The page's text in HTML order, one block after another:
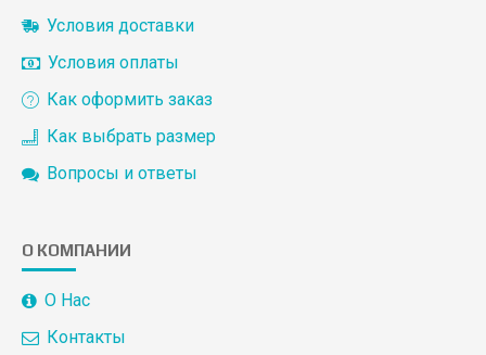
Условия доставки
Условия оплаты
Как оформить заказ
Как выбрать размер
Вопросы и ответы
О КОМПАНИИ
О Нас
Контакты